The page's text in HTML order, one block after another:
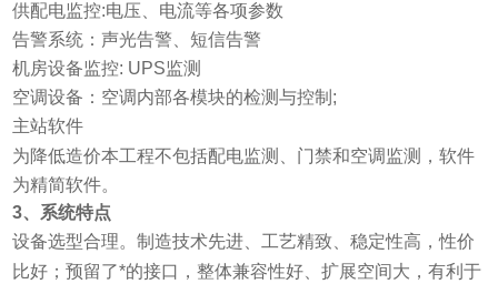
供配电监控:电压、电流等各项参数
告警系统：声光告警、短信告警
机房设备监控: UPS监测
空调设备：空调内部各模块的检测与控制;
主站软件
为降低造价本工程不包括配电监测、门禁和空调监测，软件
为精简软件。
3、系统特点
设备选型合理。制造技术先进、工艺精致、稳定性高，性价
比好；预留了*的接口，整体兼容性好、扩展空间大，有利于